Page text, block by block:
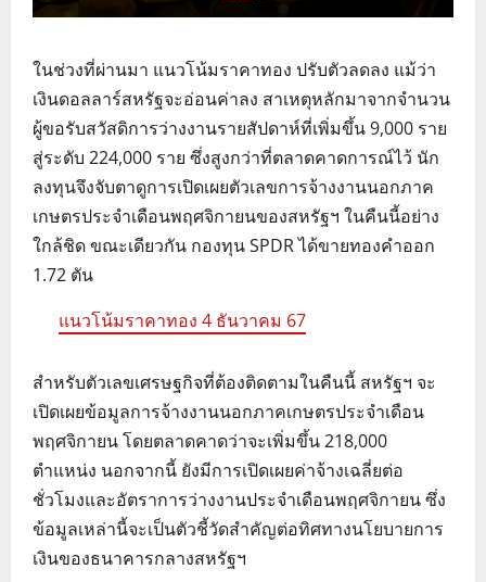
ในช่วงที่ผ่านมา แนวโน้มราคาทอง ปรับตัวลดลง แม้ว่า
เงินดอลลาร์สหรัฐจะอ่อนค่าลง สาเหตุหลักมาจากจำนวน
ผู้ขอรับสวัสดิการว่างงานรายสัปดาห์ที่เพิ่มขึ้น 9,000 ราย
สู่ระดับ 224,000 ราย ซึ่งสูงกว่าที่ตลาดคาดการณ์ไว้ นัก
ลงทุนจึงจับตาดูการเปิดเผยตัวเลขการจ้างงานนอกภาค
เกษตรประจำเดือนพฤศจิกายนของสหรัฐฯ ในคืนนี้อย่าง
ใกล้ชิด ขณะเดียวกัน กองทุน SPDR ได้ขายทองคำออก
1.72 ตัน
แนวโน้มราคาทอง 4 ธันวาคม 67
สำหรับตัวเลขเศรษฐกิจที่ต้องติดตามในคืนนี้ สหรัฐฯ จะ
เปิดเผยข้อมูลการจ้างงานนอกภาคเกษตรประจำเดือน
พฤศจิกายน โดยตลาดคาดว่าจะเพิ่มขึ้น 218,000
ตำแหน่ง นอกจากนี้ ยังมีการเปิดเผยค่าจ้างเฉลี่ยต่อ
ชั่วโมงและอัตราการว่างงานประจำเดือนพฤศจิกายน ซึ่ง
ข้อมูลเหล่านี้จะเป็นตัวชี้วัดสำคัญต่อทิศทางนโยบายการ
เงินของธนาคารกลางสหรัฐฯ